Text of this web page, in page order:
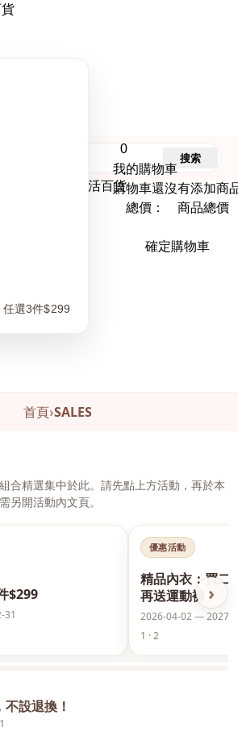
任選3件$299
0
我的購物車
購物車還沒有添加商
總價： 商品總價
確定購物車
搜索
首頁›SALES
合精選集中於此。請先點上方活動，再於本
另開活動內文頁。
›
$299
31
優惠活動
精品內衣：買二
再送運動褲
2026-04-02 — 2027-
1 · 2
設退換！